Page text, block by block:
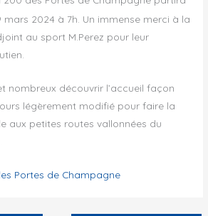
mars 2024 à 7h. Un immense merci à la
au sport M.Perez pour leur
nombreux découvrir l’accueil façon
légèrement modifié pour faire la
aux petites routes vallonnées du
Portes de Champagne